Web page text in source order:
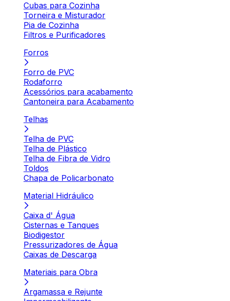
Cubas para Cozinha
Torneira e Misturador
Pia de Cozinha
Filtros e Purificadores
Forros
Forro de PVC
Rodaforro
Acessórios para acabamento
Cantoneira para Acabamento
Telhas
Telha de PVC
Telha de Plástico
Telha de Fibra de Vidro
Toldos
Chapa de Policarbonato
Material Hidráulico
Caixa d' Água
Cisternas e Tanques
Biodigestor
Pressurizadores de Água
Caixas de Descarga
Materiais para Obra
Argamassa e Rejunte